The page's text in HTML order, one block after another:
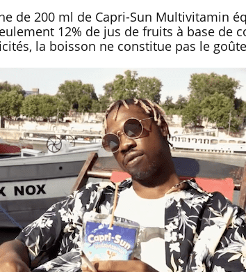
de 200 ml de Capri-Sun Multivitamin
12% de jus de fruits à base de
la boisson ne constitue pas le
comprimé
se profile-t-
ventre
premiers
?
Le Viagra pourrait-
freiner la
cancer ?
Pourquoi manger
de protéines
finalement être